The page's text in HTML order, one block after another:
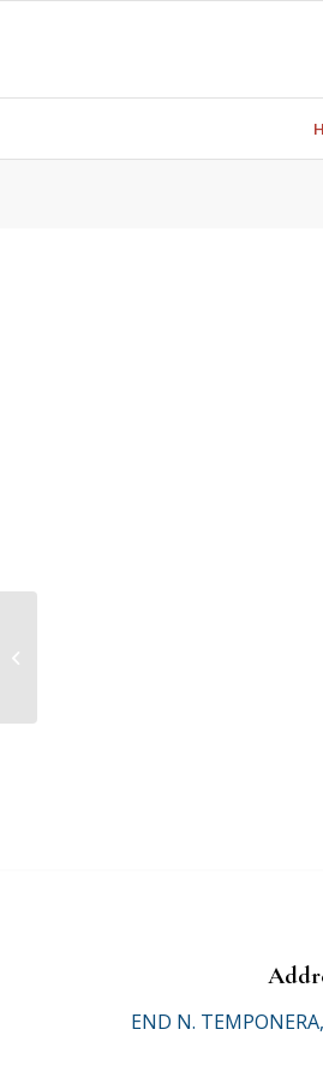
END N.